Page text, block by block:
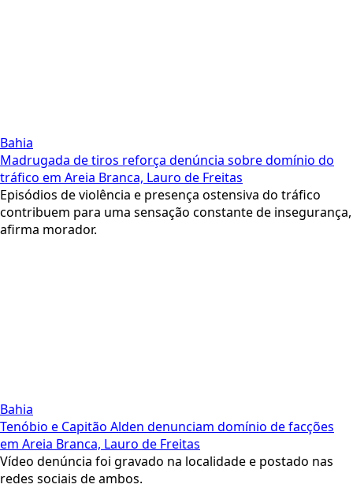
Bahia
Madrugada de tiros reforça denúncia sobre domínio do
tráfico em Areia Branca, Lauro de Freitas
Episódios de violência e presença ostensiva do tráfico
contribuem para uma sensação constante de insegurança,
afirma morador.
Bahia
Tenóbio e Capitão Alden denunciam domínio de facções
em Areia Branca, Lauro de Freitas
Vídeo denúncia foi gravado na localidade e postado nas
redes sociais de ambos.